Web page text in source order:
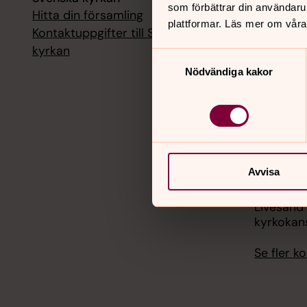
som förbättrar din
plattformar. Läs mer om
Nödvändiga kakor
Avvisa
Hitta din församling
Kontaktuppgifter till Svenska
kyrkan
1
Se fler